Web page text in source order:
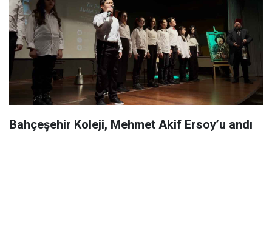
Bahçeşehir Koleji, Mehmet Akif Ersoy’u andı